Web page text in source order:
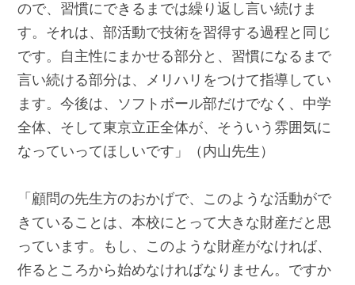
ので、習慣にできるまでは繰り返し言い続けま
す。それは、部活動で技術を習得する過程と同じ
です。自主性にまかせる部分と、習慣になるまで
言い続ける部分は、メリハリをつけて指導してい
ます。今後は、ソフトボール部だけでなく、中学
全体、そして東京立正全体が、そういう雰囲気に
なっていってほしいです」（内山先生）
「顧問の先生方のおかげで、このような活動がで
きていることは、本校にとって大きな財産だと思
っています。もし、このような財産がなければ、
作るところから始めなければなりません。ですか